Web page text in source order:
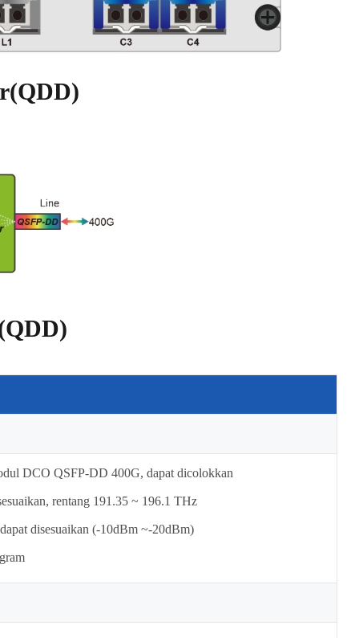
DCO QSFP-DD 400G, dapat dicolokkan
rentang 191.35 ~ 196.1 THz
disesuaikan (-10dBm ~-20dBm)